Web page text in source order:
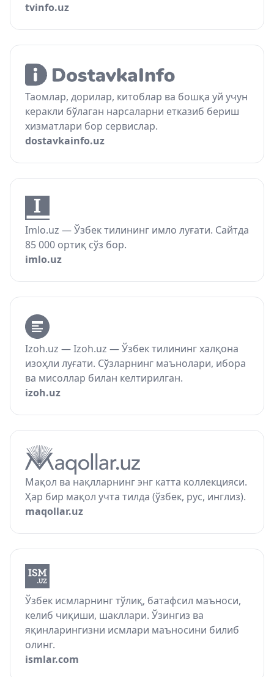
tvinfo.uz
Таомлар, дорилар, китоблар ва бошқа уй учун
керакли бўлаган нарсаларни етказиб бериш
хизматлари бор сервислар.
dostavkainfo.uz
Imlo.uz — Ўзбек тилининг имло луғати. Сайтда
85 000 ортиқ сўз бор.
imlo.uz
Izoh.uz — Izoh.uz — Ўзбек тилининг халқона
изоҳли луғати. Сўзларнинг маънолари, ибора
ва мисоллар билан келтирилган.
izoh.uz
Мақол ва нақлларнинг энг катта коллекцияси.
Ҳар бир мақол учта тилда (ўзбек, рус, инглиз).
maqollar.uz
Ўзбек исмларнинг тўлиқ, батафсил маъноси,
келиб чиқиши, шакллари. Ўзингиз ва
яқинларингизни исмлари маъносини билиб
олинг.
ismlar.com